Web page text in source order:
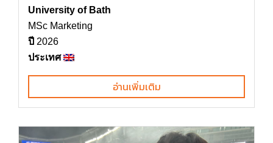
University of Bath
MSc Marketing
ปี 2026
ประเทศ
อ่านเพิ่มเติม